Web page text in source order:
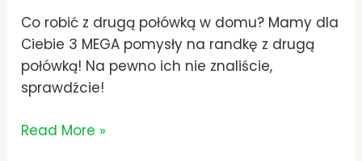
Co robić z drugą połówką w domu? Mamy dla
Ciebie 3 MEGA pomysły na randkę z drugą
połówką! Na pewno ich nie znaliście,
sprawdźcie!
Read More »